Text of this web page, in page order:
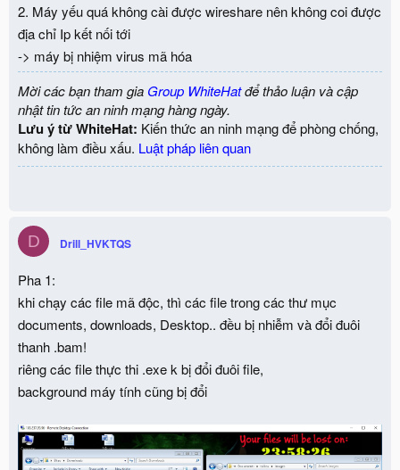
2. Máy yếu quá không cài được wireshare nên không coi được
địa chỉ Ip kết nối tới
-> máy bị nhiệm virus mã hóa
Mời các bạn tham gia Group WhiteHatđể thảo luận và cập
nhật tin tức an ninh mạng hàng ngày.
Lưu ý từ WhiteHat: Kiến thức an ninh mạng để phòng chống,
không làm điều xấu. Luật pháp liên quan
D Drill_HVKTQS
Pha 1:
khi chạy các file mã độc, thì các file trong các thư mục
documents, downloads, Desktop.. đều bị nhiễm và đổi đuôi
thanh .bam!
riêng các file thực thi .exe k bị đổi đuôi file,
background máy tính cũng bị đổi